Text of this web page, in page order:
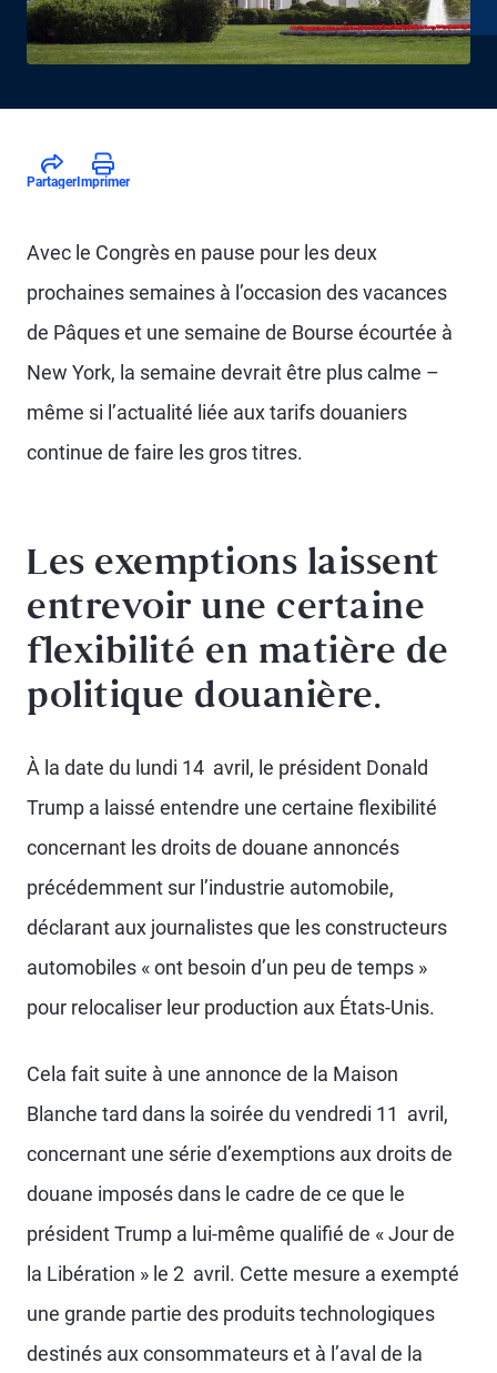
Partager Imprimer
Avec le Congrès en pause pour les deux
prochaines semaines à l’occasion des vacances
de Pâques et une semaine de Bourse écourtée à
New York, la semaine devrait être plus calme –
même si l’actualité liée aux tarifs douaniers
continue de faire les gros titres.
Les exemptions laissent
entrevoir une certaine
flexibilité en matière de
politique douanière.
À la date du lundi 14 avril, le président Donald
Trump a laissé entendre une certaine flexibilité
concernant les droits de douane annoncés
précédemment sur l’industrie automobile,
déclarant aux journalistes que les constructeurs
automobiles « ont besoin d’un peu de temps »
pour relocaliser leur production aux États-Unis.
Cela fait suite à une annonce de la Maison
Blanche tard dans la soirée du vendredi 11 avril,
concernant une série d’exemptions aux droits de
douane imposés dans le cadre de ce que le
président Trump a lui-même qualifié de « Jour de
la Libération » le 2 avril. Cette mesure a exempté
une grande partie des produits technologiques
destinés aux consommateurs et à l’aval de la